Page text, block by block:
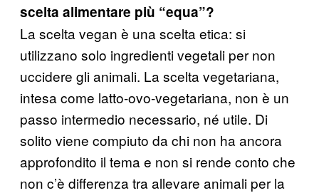
scelta alimentare più “equa”?
La scelta vegan è una scelta etica: si
utilizzano solo ingredienti vegetali per non
uccidere gli animali. La scelta vegetariana,
intesa come latto-ovo-vegetariana, non è un
passo intermedio necessario, né utile. Di
solito viene compiuto da chi non ha ancora
approfondito il tema e non si rende conto che
non c’è differenza tra allevare animali per la